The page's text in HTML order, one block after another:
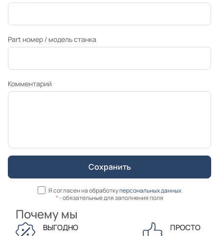
Part номер / модель станка
Комментарий
Я согласен на обработкуперсональных данных
*- обязательные для заполнения поля
Почему мы
ВЫГОДНО ПРОСТО